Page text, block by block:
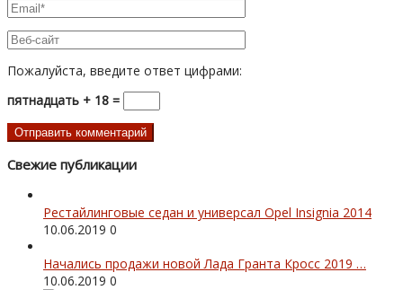
Пожалуйста, введите ответ цифрами:
пятнадцать + 18 =
Свежие публикации
Рестайлинговые седан и универсал Opel Insignia 2014
10.06.2019 0
Начались продажи новой Лада Гранта Кросс 2019 …
10.06.2019 0